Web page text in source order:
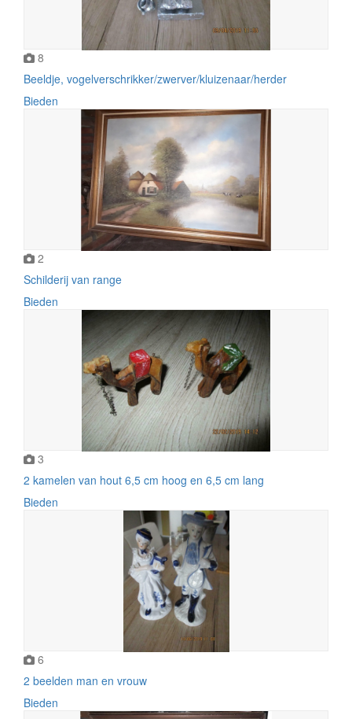
8
Beeldje, vogelverschrikker/zwerver/kluizenaar/herder
Bieden
2
Schilderij van range
Bieden
3
2 kamelen van hout 6,5 cm hoog en 6,5 cm lang
Bieden
6
2 beelden man en vrouw
Bieden